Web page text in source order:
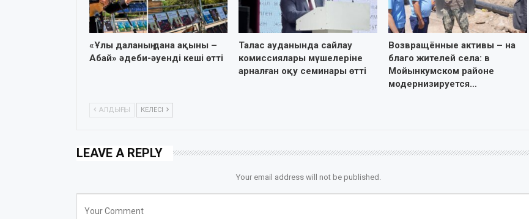
«Ұлы даланың дана ақыны –
Абай» әдеби-әуенді кеші өтті
Талас ауданында сайлау
комиссиялары мүшелеріне
арналған оқу семинары өтті
Возвращённые активы – на
благо жителей села: в
Мойынкумском районе
модернизируется…
АЛДЫҢҒЫ КЕЛЕСІ
LEAVE A REPLY
Your email address will not be published.